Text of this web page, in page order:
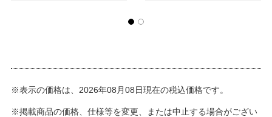
※表示の価格は、2026年08月08日現在の税込価格です。
※掲載商品の価格、仕様等を変更、または中止する場合がござい